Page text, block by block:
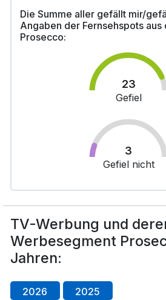
Die Summe aller gefällt mir/
Angaben der Fernsehspots
Prosecco:
23
Gefiel
3
Gefiel nicht
TV-Werbung und
Werbesegment
Jahren:
2026 2025